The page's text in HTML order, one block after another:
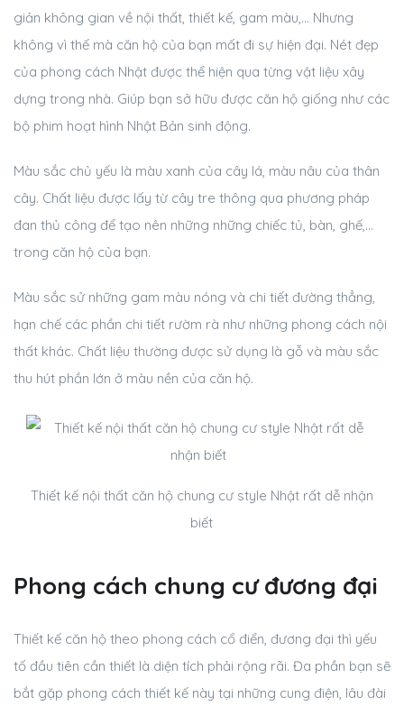
giản không gian về nội thất, thiết kế, gam màu,… Nhưng
không vì thế mà căn hộ của bạn mất đi sự hiện đại. Nét đẹp
của phong cách Nhật được thể hiện qua từng vật liệu xây
dựng trong nhà. Giúp bạn sở hữu được căn hộ giống như các
bộ phim hoạt hình Nhật Bản sinh động.
Màu sắc chủ yếu là màu xanh của cây lá, màu nâu của thân
cây. Chất liệu được lấy từ cây tre thông qua phương pháp
đan thủ công để tạo nên những những chiếc tủ, bàn, ghế,…
trong căn hộ của bạn.
Màu sắc sử những gam màu nóng và chi tiết đường thẳng,
hạn chế các phần chi tiết rườm rà như những phong cách nội
thất khác. Chất liệu thường được sử dụng là gỗ và màu sắc
thu hút phần lớn ở màu nền của căn hộ.
Thiết kế nội thất căn hộ chung cư style Nhật rất dễ nhận
biết
Phong cách chung cư đương đại
Thiết kế căn hộ theo phong cách cổ điển, đương đại thì yếu
tố đầu tiên cần thiết là diện tích phải rộng rãi. Đa phần bạn sẽ
bắt gặp phong cách thiết kế này tại những cung điện, lâu đài